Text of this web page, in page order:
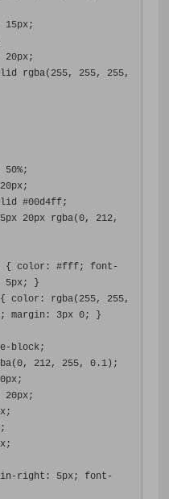
15px;
20px;
rgba( 255, 255, 255,
50%;
20px;
#00d4ff;
5px 20px rgba(0, 212,
{ color : #fff;
font-
5px;
}
{ color : rgba( 255, 255,
; margin : 3px 0;
}
block;
(0, 212, 255, 0.1 );
;
20px;
;
;
;
right : 5px;
font-